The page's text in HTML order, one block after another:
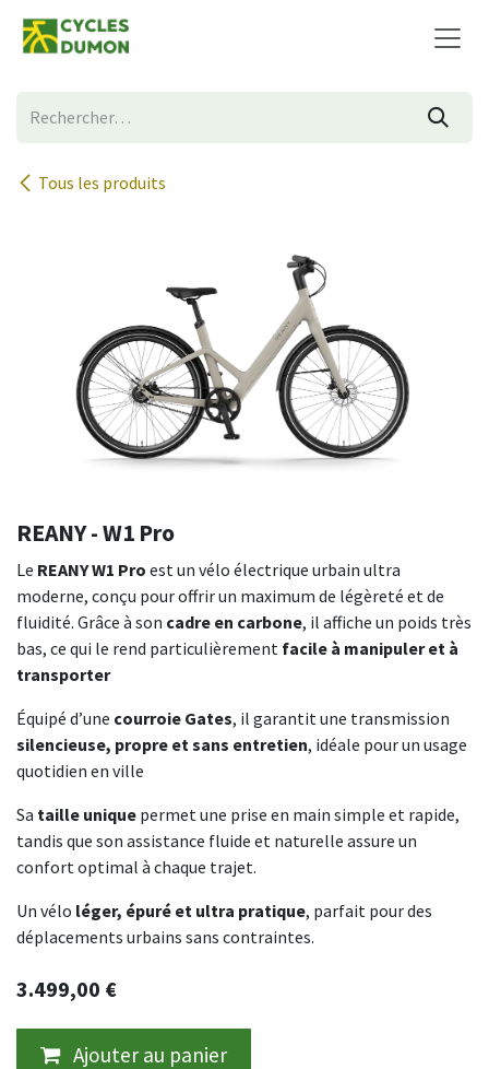
Se rendre au contenu
Tous les produits
REANY - W1 Pro
Le REANY W1 Pro est un vélo électrique urbain ultra
moderne, conçu pour offrir un maximum de légèreté et de
fluidité. Grâce à son cadre en carbone, il affiche un poids très
bas, ce qui le rend particulièrement facile à manipuler et à
transporter
Équipé d’une courroie Gates, il garantit une transmission
silencieuse, propre et sans entretien, idéale pour un usage
quotidien en ville
Sa taille unique permet une prise en main simple et rapide,
tandis que son assistance fluide et naturelle assure un
confort optimal à chaque trajet.
Un vélo léger, épuré et ultra pratique, parfait pour des
déplacements urbains sans contraintes.
3.499,00 €
Ajouter au panier